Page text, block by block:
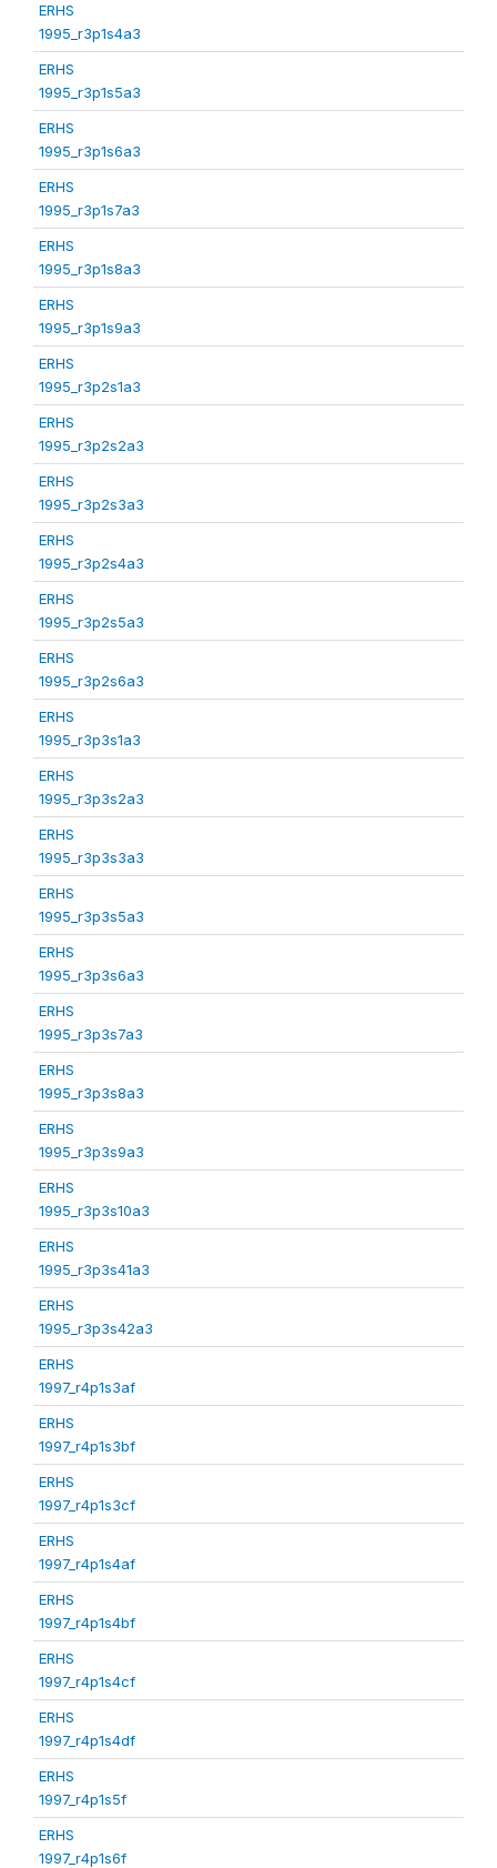
ERHS
1995_r3p1s4a3
ERHS
1995_r3p1s5a3
ERHS
1995_r3p1s6a3
ERHS
1995_r3p1s7a3
ERHS
1995_r3p1s8a3
ERHS
1995_r3p1s9a3
ERHS
1995_r3p2s1a3
ERHS
1995_r3p2s2a3
ERHS
1995_r3p2s3a3
ERHS
1995_r3p2s4a3
ERHS
1995_r3p2s5a3
ERHS
1995_r3p2s6a3
ERHS
1995_r3p3s1a3
ERHS
1995_r3p3s2a3
ERHS
1995_r3p3s3a3
ERHS
1995_r3p3s5a3
ERHS
1995_r3p3s6a3
ERHS
1995_r3p3s7a3
ERHS
1995_r3p3s8a3
ERHS
1995_r3p3s9a3
ERHS
1995_r3p3s10a3
ERHS
1995_r3p3s41a3
ERHS
1995_r3p3s42a3
ERHS
1997_r4p1s3af
ERHS
1997_r4p1s3bf
ERHS
1997_r4p1s3cf
ERHS
1997_r4p1s4af
ERHS
1997_r4p1s4bf
ERHS
1997_r4p1s4cf
ERHS
1997_r4p1s4df
ERHS
1997_r4p1s5f
ERHS
1997_r4p1s6f